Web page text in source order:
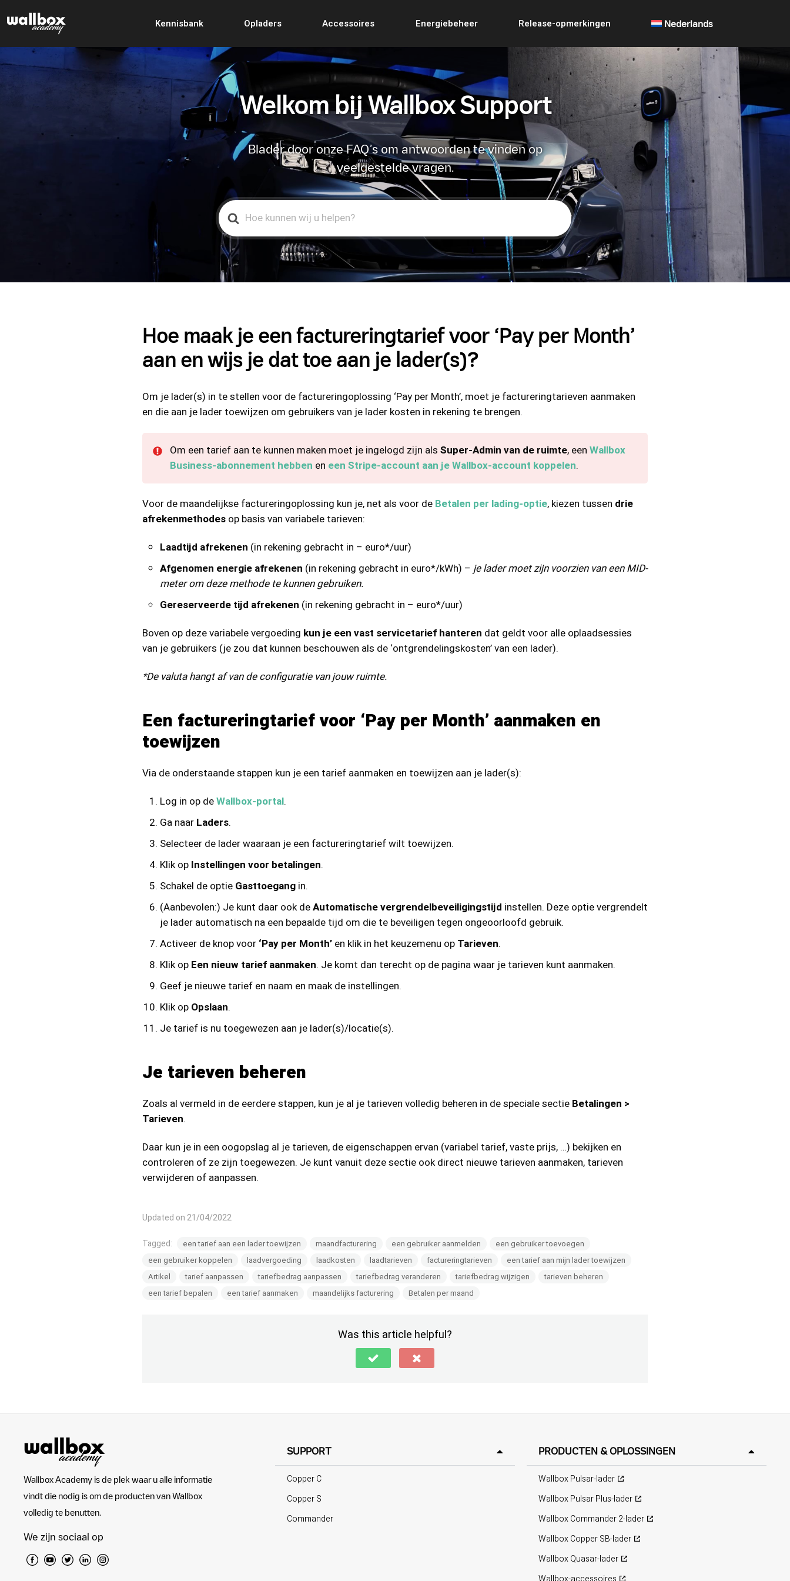
Kennisbank Opladers Accessoires Energiebeheer Release-opmerkingen Nederlands
Welkom bij Wallbox Support
Blader door onze FAQ’s om antwoorden te vinden op
veelgestelde vragen.
Search
For
Hoe maak je een factureringtarief voor ‘Pay per Month’
aan en wijs je dat toe aan je lader(s)?
Om je lader(s) in te stellen voor de factureringoplossing ‘Pay per Month’, moet je factureringtarieven aanmaken
en die aan je lader toewijzen om gebruikers van je lader kosten in rekening te brengen.
Om een tarief aan te kunnen maken moet je ingelogd zijn als Super-Admin van de ruimte, een Wallbox
Business-abonnement hebben en een Stripe-account aan je Wallbox-account koppelen.
Voor de maandelijkse factureringoplossing kun je, net als voor de Betalen per lading-optie, kiezen tussen drie
afrekenmethodes op basis van variabele tarieven:
Laadtijd afrekenen (in rekening gebracht in – euro*/uur)
Afgenomen energie afrekenen (in rekening gebracht in euro*/kWh) – je lader moet zijn voorzien van een MID-
meter om deze methode te kunnen gebruiken.
Gereserveerde tijd afrekenen (in rekening gebracht in – euro*/uur)
Boven op deze variabele vergoeding kun je een vast servicetarief hanteren dat geldt voor alle oplaadsessies
van je gebruikers (je zou dat kunnen beschouwen als de ‘ontgrendelingskosten’ van een lader).
*De valuta hangt af van de configuratie van jouw ruimte.
Een factureringtarief voor ‘Pay per Month’ aanmaken en
toewijzen
Via de onderstaande stappen kun je een tarief aanmaken en toewijzen aan je lader(s):
Log in op deWallbox-portal.
Ga naar Laders.
Selecteer de lader waaraan je een factureringtarief wilt toewijzen.
Klik op Instellingen voor betalingen.
Schakel de optie Gasttoegang in.
(Aanbevolen:) Je kunt daar ook deAutomatische vergrendelbeveiligingstijd instellen. Deze optie vergrendelt
je lader automatisch na een bepaalde tijd om die te beveiligen tegen ongeoorloofd gebruik.
Activeer de knop voor ‘Pay per Month’ en klik in het keuzemenu op Tarieven.
Klik op Een nieuw tarief aanmaken. Je komt dan terecht op de pagina waar je tarieven kunt aanmaken.
Geef je nieuwe tarief en naam en maak de instellingen.
Klik op Opslaan.
Je tarief is nu toegewezen aan je lader(s)/locatie(s).
Je tarieven beheren
Zoals al vermeld in de eerdere stappen, kun je al je tarieven volledig beheren in de speciale sectie Betalingen >
Tarieven.
Daar kun je in een oogopslag al je tarieven, de eigenschappen ervan (variabel tarief, vaste prijs, …) bekijken en
controleren of ze zijn toegewezen. Je kunt vanuit deze sectie ook direct nieuwe tarieven aanmaken, tarieven
verwijderen of aanpassen.
Updated on 21/04/2022
Tagged: een tarief aan een lader toewijzen maandfacturering een gebruiker aanmelden
een gebruiker toevoegen
een gebruiker koppelen
laadvergoeding laadkosten laadtarieven factureringtarieven
een tarief aan mijn lader toewijzen
Artikel
tarief aanpassen tariefbedrag aanpassen tariefbedrag veranderen tariefbedrag wijzigen
tarieven beheren
een tarief bepalen
een tarief aanmaken maandelijks facturering Betalen per maand
Was this article helpful?
Wallbox Academy is de plek waar u alle informatie
vindt die nodig is om de producten van Wallbox
volledig te benutten.
We zijn sociaal op
SUPPORT
Copper C
Copper S
Commander
PRODUCTEN & OPLOSSINGEN
Wallbox Pulsar-lader
Wallbox Pulsar Plus-lader
Wallbox Commander 2-lader
Wallbox Copper SB-lader
Wallbox Quasar-lader